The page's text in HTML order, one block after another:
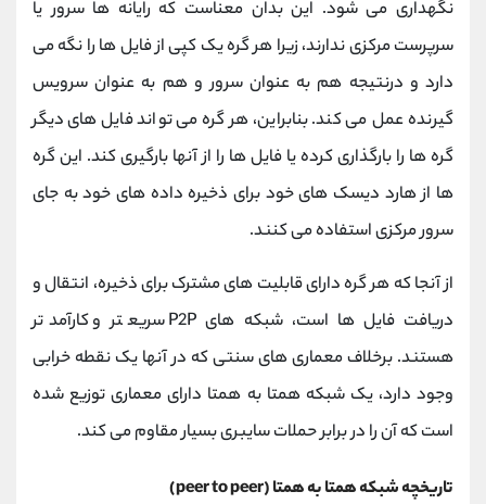
نگهداری می شود. این بدان معناست که رایانه ها سرور یا
سرپرست مرکزی ندارند، زیرا هر گره یک کپی از فایل ها را نگه می
دارد و درنتیجه هم به عنوان سرور و هم به عنوان سرویس
گیرنده عمل می کند. بنابراین، هر گره می تواند فایل های دیگر
گره ها را بارگذاری کرده یا فایل ها را از آنها بارگیری کند. این گره
ها از هارد دیسک های خود برای ذخیره داده های خود به جای
سرور مرکزی استفاده می کنند.
از آنجا که هر گره دارای قابلیت های مشترک برای ذخیره، انتقال و
دریافت فایل ها است، شبکه های P2P سریعتر و کارآمدتر
هستند. برخلاف معماری های سنتی که در آنها یک نقطه خرابی
وجود دارد، یک شبکه همتا به همتا دارای معماری توزیع شده
است که آن را در برابر حملات سایبری بسیار مقاوم می کند.
تاریخچه شبکه همتا به همتا (peer to peer)